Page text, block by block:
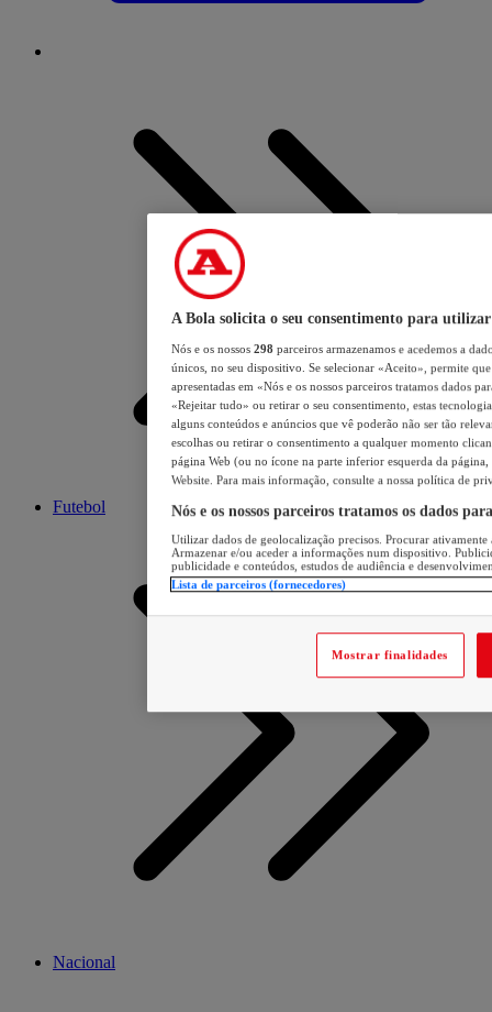
Futebol
Nacional
A Bola solicita o seu consentimento para utilizar
Nós e os nossos 298 parceiros armazenamos e acedemos a
únicos, no seu dispositivo. Se selecionar «Aceito», permite
apresentadas em «Nós e os nossos parceiros tratamos dados
«Rejeitar tudo» ou retirar o seu consentimento, estas
alguns conteúdos e anúncios que vê poderão não ser tão
escolhas ou retirar o consentimento a qualquer momento
página Web (ou no ícone na parte inferior esquerda da página,
Website. Para mais informação, consulte a nossa política de
Nós e os nossos parceiros tratamos os dados
Utilizar dados de geolocalização precisos. Procurar
Armazenar e/ou aceder a informações num dispositivo.
publicidade e conteúdos, estudos de audiência e
Lista de parceiros (fornecedores)
Mostrar finalidades